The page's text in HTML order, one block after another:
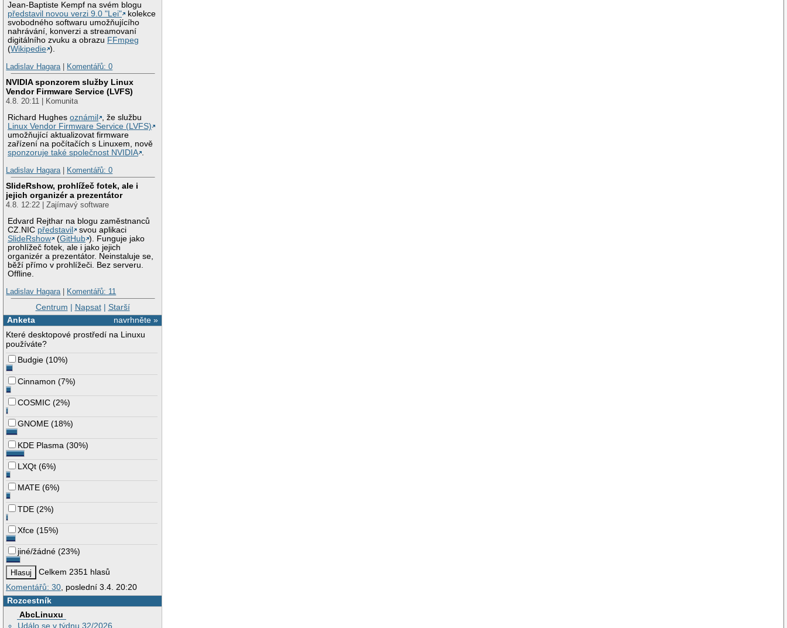
Jean-Baptiste Kempf na svém blogu
představil novou verzi 9.0 "Lei"
kolekce
svobodného softwaru umožňujícího
nahrávání, konverzi a streamovaní
digitálního zvuku a obrazu FFmpeg
(Wikipedie ).
Ladislav Hagara| Komentářů: 0
NVIDIA sponzorem služby Linux
Vendor Firmware Service (LVFS)
4.8. 20:11 | Komunita
Richard Hughesoznámil
, že službu
Linux Vendor Firmware Service (LVFS)
umožňující aktualizovat firmware
zařízení na počítačích s Linuxem, nově
sponzoruje také společnost NVIDIA .
Ladislav Hagara| Komentářů: 0
SlideRshow, prohlížeč fotek, ale i
jejich organizér a prezentátor
4.8. 12:22 | Zajímavý software
Edvard Rejthar na blogu zaměstnanců
CZ.NIC představil
svou aplikaci
SlideRshow
(GitHub ). Funguje jako
prohlížeč fotek, ale i jako jejich
organizér a prezentátor. Neinstaluje se,
běží přímo v prohlížeči. Bez serveru.
Offline.
Ladislav Hagara| Komentářů: 11
Centrum | Napsat| Starší
navrhněte »
Anketa
Které desktopové prostředí na Linuxu
používáte?
Budgie (10%)
Cinnamon (7%)
COSMIC (2%)
GNOME (18%)
KDE Plasma (30%)
LXQt (6%)
MATE (6%)
TDE (2%)
Xfce (15%)
jiné/žádné (23%)
Celkem 2351 hlasů
Komentářů: 30 , poslední 3.4. 20:20
Rozcestník
AbcLinuxu
Událo se v týdnu 32/2026